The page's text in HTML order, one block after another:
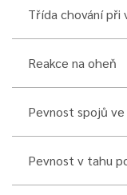
Třída chování při
Reakce na oheň
Pevnost spojů
Pevnost v tahu